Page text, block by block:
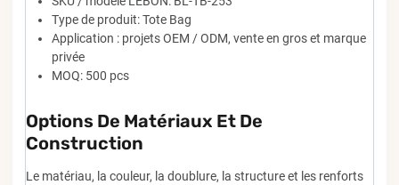
Type de produit: Tote Bag
Application : projets OEM / ODM, vente en gros et marque
privée
MOQ: 500 pcs
Options De Matériaux Et De
Construction
Le matériau, la couleur, la doublure, la structure et les renforts